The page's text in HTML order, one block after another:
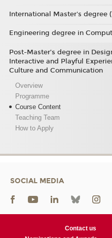
International Master's degree
Engineering degree in
Post-Master’s degree in
Interactive and Playful
Culture and Communication
Overview
Programme
Course Content
Teaching Team
How to Apply
SOCIAL MEDIA
Contact us